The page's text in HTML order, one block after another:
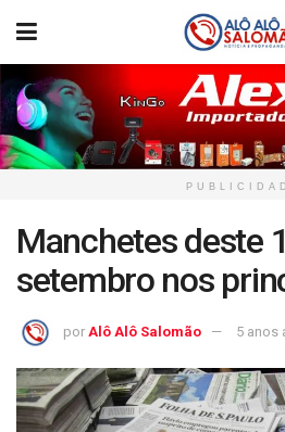
Manchetes deste
setembro nos
por Alô Alô Salomão 5 anos